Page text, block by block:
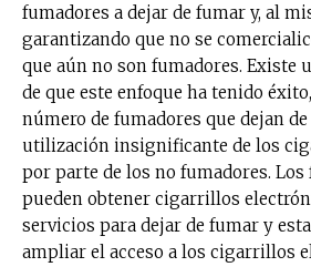
fumadores a dejar de fumar y, al
garantizando que no se
que aún no son fumadores. Existe
de que este enfoque ha tenido
número de fumadores que dejan
utilización insignificante de los
por parte de los no fumadores. Los
pueden obtener cigarrillos
servicios para dejar de fumar y
ampliar el acceso a los cigarrillos